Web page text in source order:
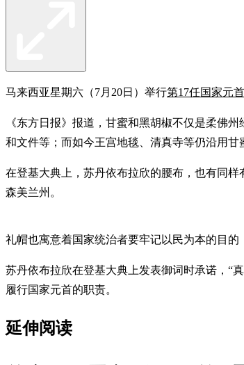
马来西亚星期六（7月20日）举行第17任国家元首
《东方日报》报道，甘蜜和黑胡椒不仅是柔佛
和文件等；而如今王宫地毯、清真寺等仍沿用甘
在登基大典上，苏丹依布拉欣的腰布，也有同样
森美兰州。
礼帽也寓意着国家统治者要牢记以民为本的目的
苏丹依布拉欣在登基大典上发表御词时承诺，“
履行国家元首的职责。
延伸阅读